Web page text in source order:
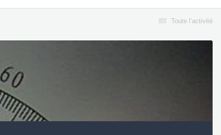
Toute l’activité